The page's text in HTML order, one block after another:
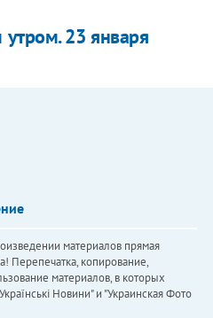
23 января
материалов прямая
Перепечатка, копирование,
материалов, в которых
Новини" и "Украинская Фото